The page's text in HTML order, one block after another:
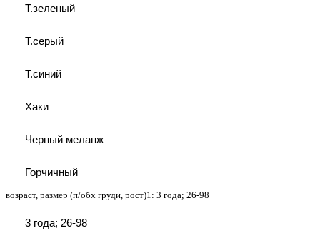
Т.зеленый
Т.серый
Т.синий
Хаки
Черный меланж
Горчичный
возраст, размер (п/обх груди, рост)1: 3 года; 26-98
3 года; 26-98